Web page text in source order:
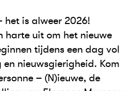
het is alweer 2026!
harte uit om het nieuwe
tijdens een dag vol
nieuwsgierigheid. Kom
– (N)ieuwe, de